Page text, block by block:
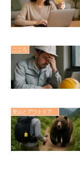
こころ
登山とアウトドア